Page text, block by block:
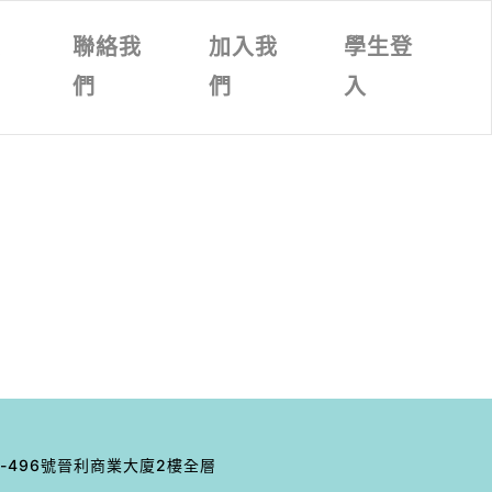
聯絡我
們
加入我
們
學生登
入
號晉利商業⼤廈2樓全層